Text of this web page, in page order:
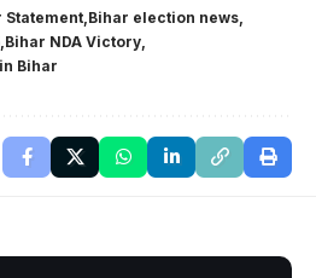
Statement Bihar election news
Bihar NDA Victory
Bihar